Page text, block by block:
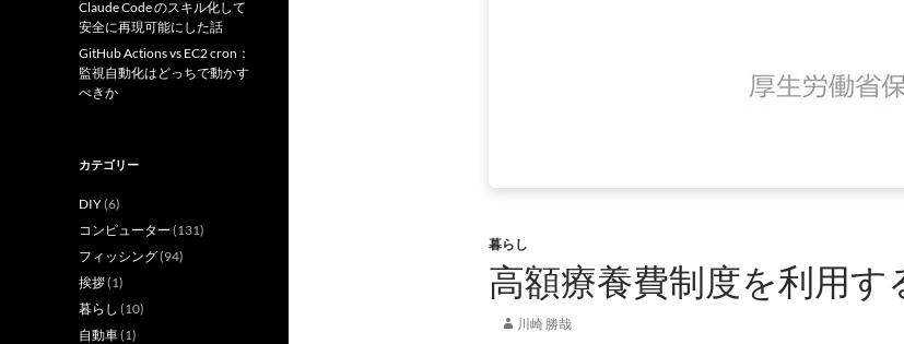
暮らし
高額療養費制度を利用す
川崎 勝哉
Claude Code のスキル化して
安全に再現可能にした話
GitHub Actions vs EC2 cron：
監視自動化はどっちで動かす
べきか
カテゴリー
DIY(6)
コンピューター (131)
フィッシング(94)
挨拶(1)
暮らし (10)
自動車(1)